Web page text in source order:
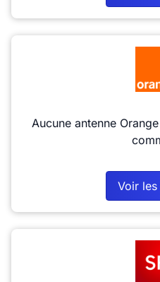
Aucune antenne
Voir